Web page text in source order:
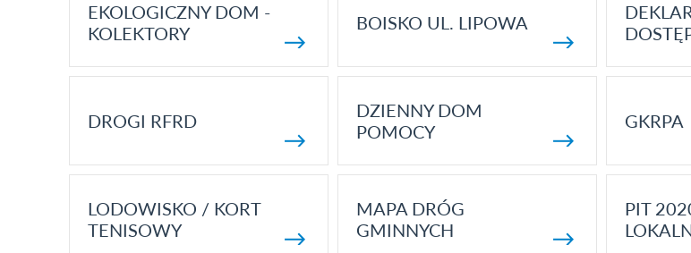
EKOLOGICZNY DOM -
KOLEKTORY
BOISKO UL. LIPOWA
DROGI RFRD
DZIENNY DOM
POMOCY
GKRPA
LODOWISKO / KORT
TENISOWY
MAPA DRÓG
GMINNYCH
PIT